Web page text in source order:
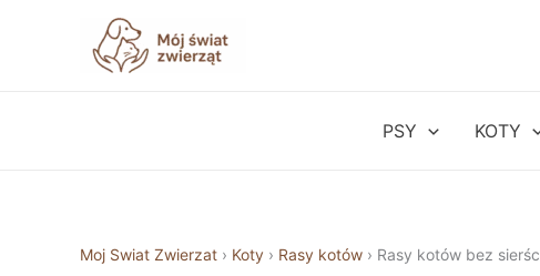
PSY KOTY
Moj Swiat Zwierzat › Koty › Rasy kotów › Rasy kotów bez